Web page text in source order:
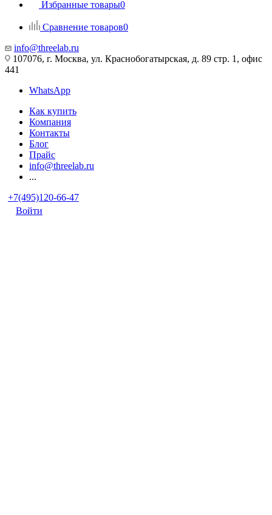
Избранные товары0
Сравнение товаров0
info@threelab.ru
107076, г. Москва, ул. Краснобогатырская, д. 89 стр. 1, офис
441
WhatsApp
Как купить
Компания
Контакты
Блог
Прайс
info@threelab.ru
...
+7(495)120-66-47
Войти